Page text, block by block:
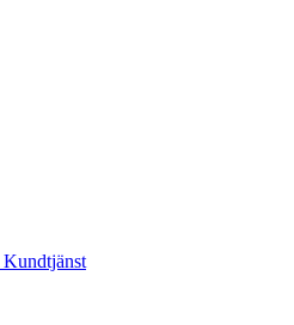
Kundtjänst